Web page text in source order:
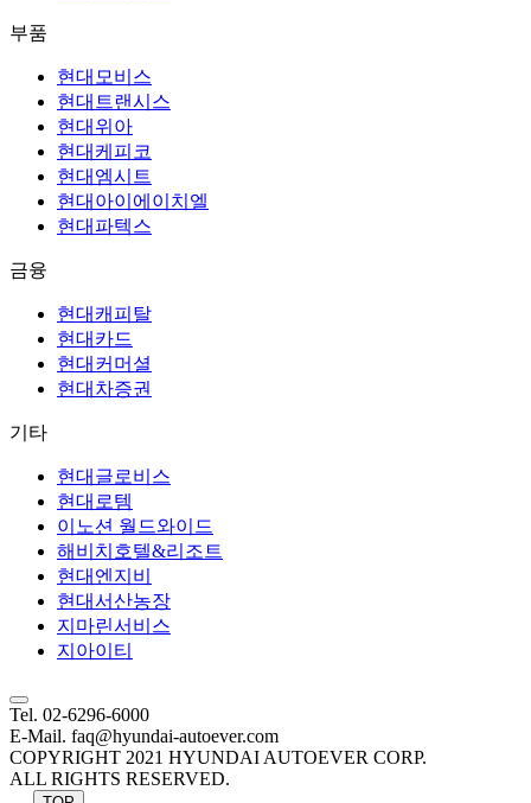
부품
현대모비스
현대트랜시스
현대위아
현대케피코
현대엠시트
현대아이에이치엘
현대파텍스
금융
현대캐피탈
현대카드
현대커머셜
현대차증권
기타
현대글로비스
현대로템
이노션 월드와이드
해비치호텔&리조트
현대엔지비
현대서산농장
지마린서비스
지아이티
Tel. 02-6296-6000
E-Mail. faq@hyundai-autoever.com
COPYRIGHT 2021 HYUNDAI AUTOEVER CORP.
ALL RIGHTS RESERVED.